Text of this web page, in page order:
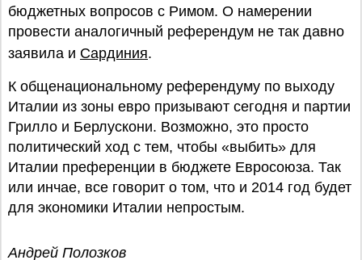
бюджетных вопросов с Римом. О намерении
провести аналогичный референдум не так давно
заявила и Сардиния.
К общенациональному референдуму по выходу
Италии из зоны евро призывают сегодня и партии
Грилло и Берлускони. Возможно, это просто
политический ход с тем, чтобы «выбить» для
Италии преференции в бюджете Евросоюза. Так
или инчае, все говорит о том, что и 2014 год будет
для экономики Италии непростым.
Андрей Полозков